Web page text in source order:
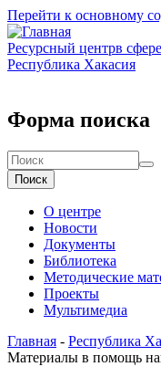
Перейти к основному
Ресурсный центрв
Республика Хакасия
Форма поиска
Поиск
О центре
Новости
Документы
Библиотека
Методические
Проекты
Мультимедиа
Главная - Республика
Материалы в помощь